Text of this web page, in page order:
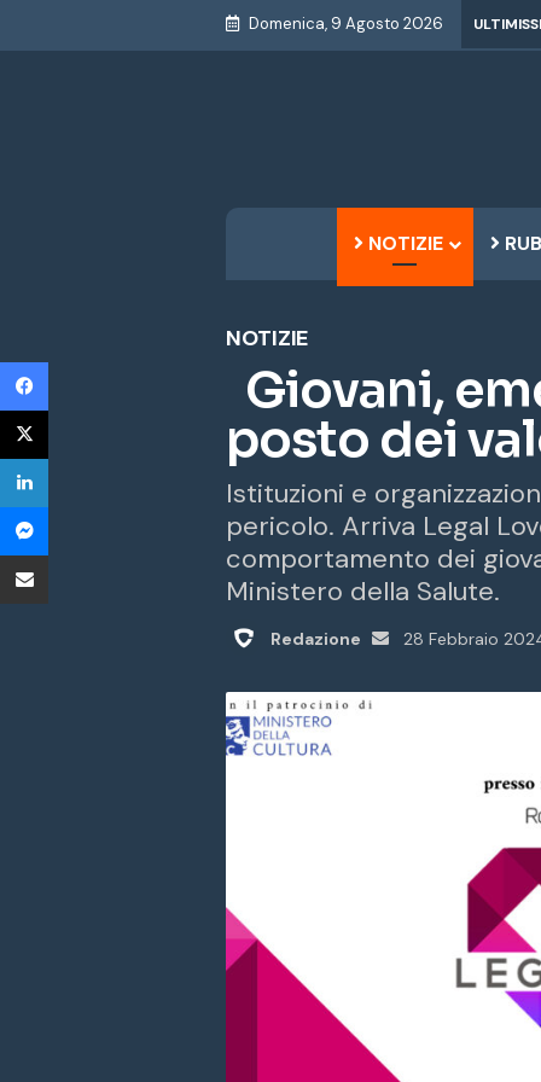
Domenica, 9 Agosto 2026
NOTIZIE
NOTIZIE
Giovani,
posto dei
Istituzioni e
pericolo. Arriva Legal
comportamento dei
Ministero della Salute.
Redazione
Invia
28 Febbraio